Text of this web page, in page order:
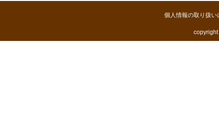
個人情報の取り扱い